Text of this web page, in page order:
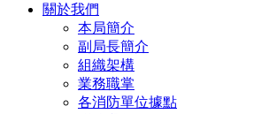
關於我們
本局簡介
副局長簡介
組織架構
業務職掌
各消防單位據點